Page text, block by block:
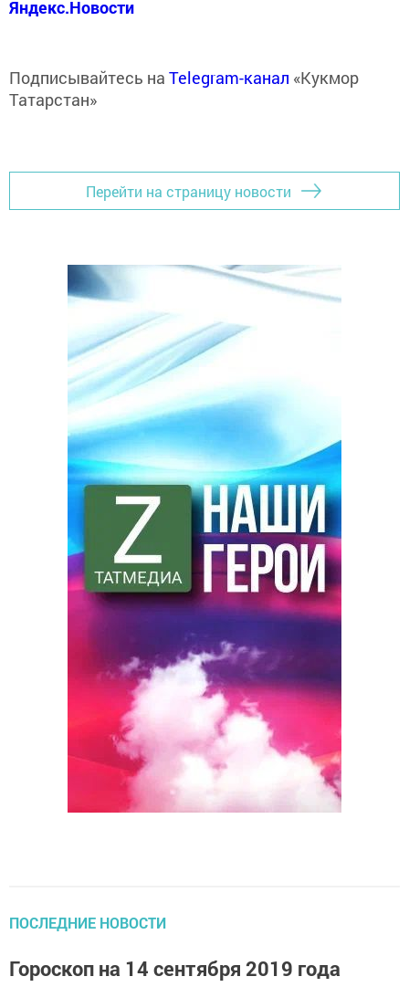
Яндекс.Новости
Подписывайтесь на Telegram-канал «Кукмор
Татарстан»
Перейти на страницу новости
ПОСЛЕДНИЕ НОВОСТИ
Гороскоп на 14 сентября 2019 года